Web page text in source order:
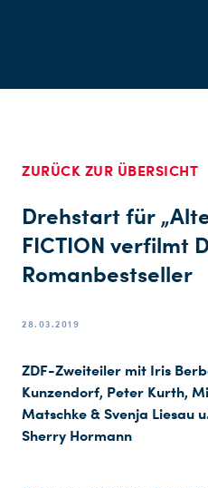
ZURÜCK ZUR ÜBERSICHT
Drehstart für
FICTION verfilmt
Romanbestseller
28.03.2019
ZDF-Zweiteiler mit Iris
Kunzendorf, Peter Kurth,
Matschke & Svenja Liesau
Sherry Hormann